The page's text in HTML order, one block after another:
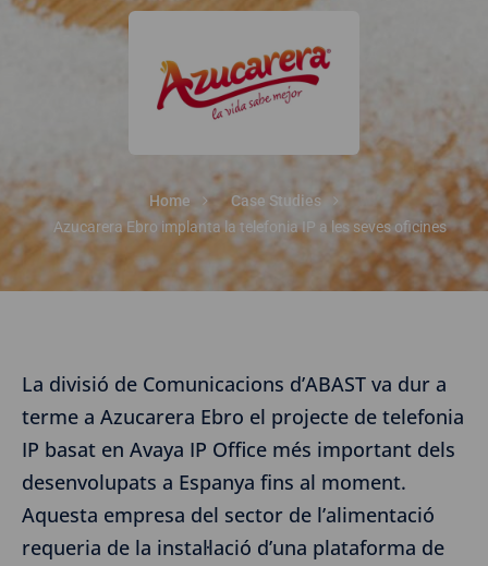
Home
Case Studies
Azucarera Ebro implanta la telefonia IP a les seves oficines
La divisió de Comunicacions d’ABAST va dur a
terme a Azucarera Ebro el projecte de telefonia
IP basat en Avaya IP Office més important dels
desenvolupats a Espanya fins al moment.
Aquesta empresa del sector de l’alimentació
requeria de la instal·lació d’una plataforma de